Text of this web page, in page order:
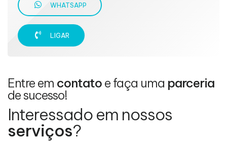
WHATSAPP
LIGAR
Entre em contato e faça uma parceria
de sucesso!
Interessado em nossos
serviços?